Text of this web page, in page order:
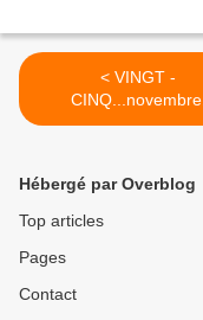
< VINGT -
CINQ...novembre.
Hébergé par Overblog
Top articles
Pages
Contact